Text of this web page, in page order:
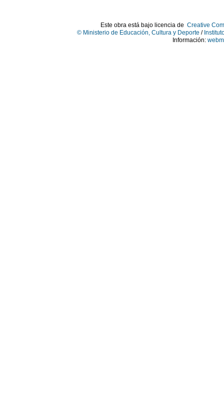
Este obra está bajo licencia de Creative
© Ministerio de Educación, Cultura y Deporte /
Información: